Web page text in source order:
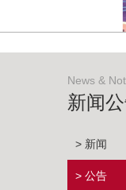
News &
新闻
> 新闻
> 公告